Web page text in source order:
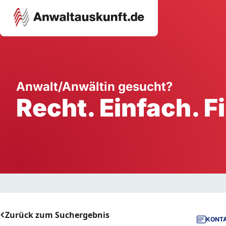
Ausbildung
Handwerk
Dienstleistung
Anwalt/Anwältin gesucht?
Recht. Einfach.
Zurück zum Suchergebnis